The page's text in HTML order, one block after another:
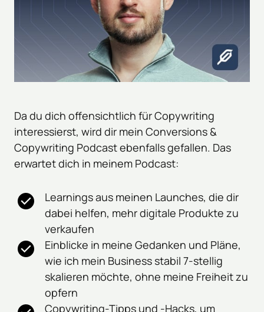
Da du dich offensichtlich für Copywriting
interessierst, wird dir mein Conversions &
Copywriting Podcast ebenfalls gefallen. Das
erwartet dich in meinem Podcast:
Learnings aus meinen Launches, die dir
dabei helfen, mehr digitale Produkte zu
verkaufen
Einblicke in meine Gedanken und Pläne,
wie ich mein Business stabil 7-stellig
skalieren möchte, ohne meine Freiheit zu
opfern
Copywriting-Tipps und -Hacks, um